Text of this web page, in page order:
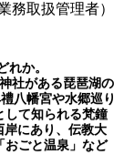
務取扱管理者）
か。
社がある琵琶湖の
八幡宮や水郷巡り
して知られる梵鐘
にあり、伝教大
おごと温泉」など